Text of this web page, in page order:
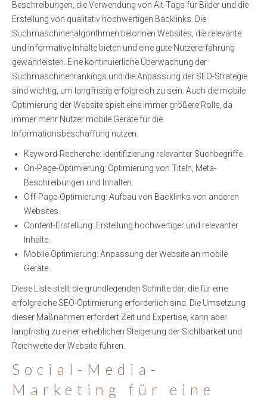
Beschreibungen, die Verwendung von Alt-Tags für Bilder und die
Erstellung von qualitativ hochwertigen Backlinks. Die
Suchmaschinenalgorithmen belohnen Websites, die relevante
und informative Inhalte bieten und eine gute Nutzererfahrung
gewährleisten. Eine kontinuierliche Überwachung der
Suchmaschinenrankings und die Anpassung der SEO-Strategie
sind wichtig, um langfristig erfolgreich zu sein. Auch die mobile
Optimierung der Website spielt eine immer größere Rolle, da
immer mehr Nutzer mobile Geräte für die
Informationsbeschaffung nutzen.
Keyword-Recherche: Identifizierung relevanter Suchbegriffe.
On-Page-Optimierung: Optimierung von Titeln, Meta-
Beschreibungen und Inhalten.
Off-Page-Optimierung: Aufbau von Backlinks von anderen
Websites.
Content-Erstellung: Erstellung hochwertiger und relevanter
Inhalte.
Mobile Optimierung: Anpassung der Website an mobile
Geräte.
Diese Liste stellt die grundlegenden Schritte dar, die für eine
erfolgreiche SEO-Optimierung erforderlich sind. Die Umsetzung
dieser Maßnahmen erfordert Zeit und Expertise, kann aber
langfristig zu einer erheblichen Steigerung der Sichtbarkeit und
Reichweite der Website führen.
Social-Media-
Marketing für eine